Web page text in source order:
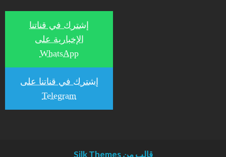
إشترك في قناتنا
الإخبارية على
WhatsApp
إشترك في قناتنا على
Telegram
قالب من Silk Themes